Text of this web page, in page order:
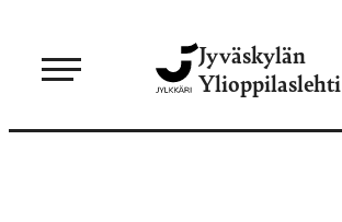
sisältöön
Jyväskylän
Ylioppilaslehti